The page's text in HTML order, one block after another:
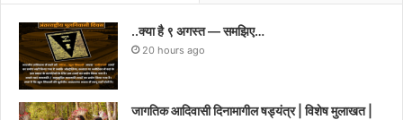
..क्या है ९ अगस्त — समझिए…
20 hours ago
जागतिक आदिवासी दिनामागील षड्यंत्र | विशेष मुलाखत |